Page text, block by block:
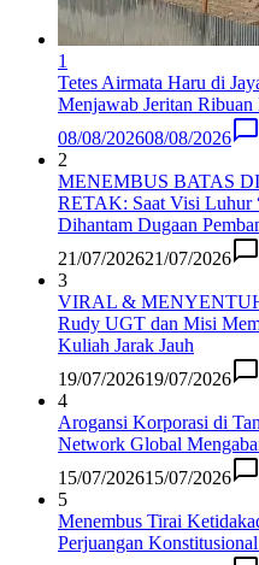
1
Tetes Airmata Haru di
Menjawab Jeritan Ribuan
08/08/202608/08/2026
2
MENEMBUS BATAS
RETAK: Saat Visi Luhur
Dihantam Dugaan
21/07/202621/07/2026
3
VIRAL &
Rudy UGT dan Misi
Kuliah Jarak Jauh
19/07/202619/07/2026
4
Arogansi Korporasi di
Network Global
15/07/202615/07/2026
5
Menembus Tirai
Perjuangan